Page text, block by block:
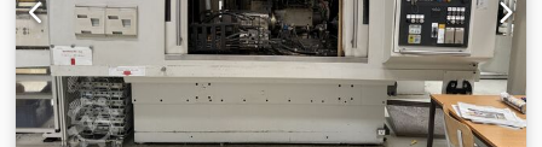
Napravite OKAMOTO Model OGM-350 P NCIII Godina
izgradnje 2020 Fanuc Oi Model D kontrola Radno vrijeme
cca. 200 sati Tehnički podaci Maksimalni promjer njihanja
320 mm Maksimalni razmak između centara 500 mm Maks.
promjer obratka za brušenje 300 mm Maks. težina obratka